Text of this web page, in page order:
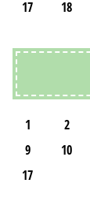
17
18
1 2
9
10
17